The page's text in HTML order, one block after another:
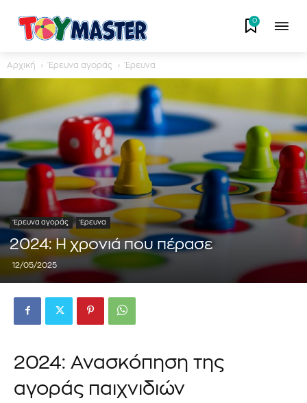
0
Αρχική Έρευνα αγοράς Έρευνα
Έρευνα αγοράς Έρευνα
2024: Η χρονιά που πέρασε
12/05/2025
2024: Ανασκόπηση της
αγοράς παιχνιδιών